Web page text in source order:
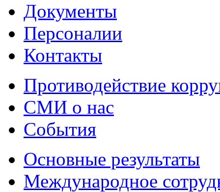
Документы
Персоналии
Контакты
Противодействие
СМИ о нас
События
Основные результаты
Международное